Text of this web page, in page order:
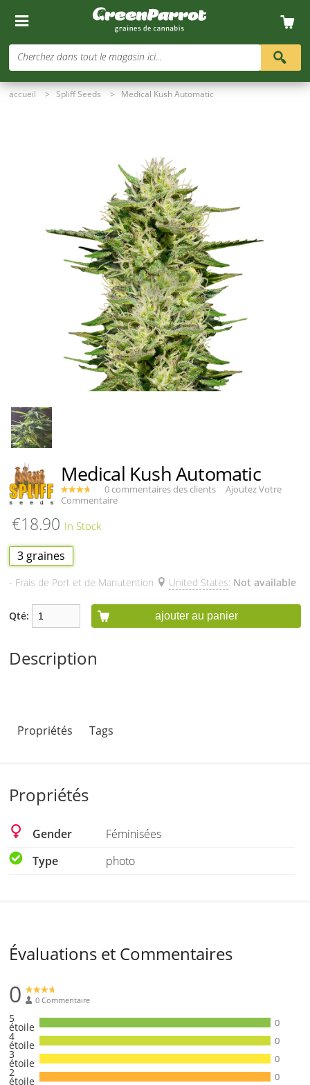
Cherchez dans tout le magasin ici...
accueil > Spliff Seeds > Medical Kush Automatic
Medical Kush Automatic
0 commentaires des clients
Ajoutez Votre
Commentaire
€18.90
3 graines
- Frais de Port et de Manutention United States: Not available
Qté: ajouter au panier
Description
Propriétés Tags
Propriétés
Gender
Féminisées
Type
photo
Évaluations et Commentaires
0 0 Commentaire
5
étoile 0
4
étoile 0
3
étoile 0
2
étoile 0